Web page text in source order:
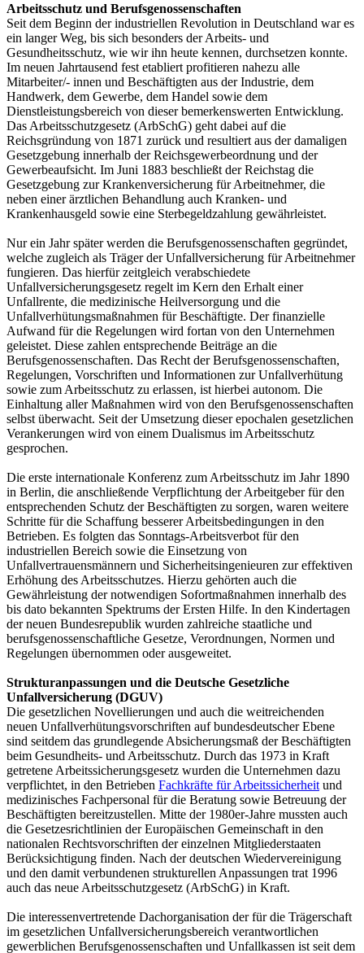
Arbeitsschutz und Berufsgenossenschaften
Seit dem Beginn der industriellen Revolution in Deutschland war es
ein langer Weg, bis sich besonders der Arbeits- und
Gesundheitsschutz, wie wir ihn heute kennen, durchsetzen konnte.
Im neuen Jahrtausend fest etabliert profitieren nahezu alle
Mitarbeiter/- innen und Beschäftigten aus der Industrie, dem
Handwerk, dem Gewerbe, dem Handel sowie dem
Dienstleistungsbereich von dieser bemerkenswerten Entwicklung.
Das Arbeitsschutzgesetz (ArbSchG) geht dabei auf die
Reichsgründung von 1871 zurück und resultiert aus der damaligen
Gesetzgebung innerhalb der Reichsgewerbeordnung und der
Gewerbeaufsicht. Im Juni 1883 beschließt der Reichstag die
Gesetzgebung zur Krankenversicherung für Arbeitnehmer, die
neben einer ärztlichen Behandlung auch Kranken- und
Krankenhausgeld sowie eine Sterbegeldzahlung gewährleistet.
Nur ein Jahr später werden die Berufsgenossenschaften gegründet,
welche zugleich als Träger der Unfallversicherung für Arbeitnehmer
fungieren. Das hierfür zeitgleich verabschiedete
Unfallversicherungsgesetz regelt im Kern den Erhalt einer
Unfallrente, die medizinische Heilversorgung und die
Unfallverhütungsmaßnahmen für Beschäftigte. Der finanzielle
Aufwand für die Regelungen wird fortan von den Unternehmen
geleistet. Diese zahlen entsprechende Beiträge an die
Berufsgenossenschaften. Das Recht der Berufsgenossenschaften,
Regelungen, Vorschriften und Informationen zur Unfallverhütung
sowie zum Arbeitsschutz zu erlassen, ist hierbei autonom. Die
Einhaltung aller Maßnahmen wird von den Berufsgenossenschaften
selbst überwacht. Seit der Umsetzung dieser epochalen gesetzlichen
Verankerungen wird von einem Dualismus im Arbeitsschutz
gesprochen.
Die erste internationale Konferenz zum Arbeitsschutz im Jahr 1890
in Berlin, die anschließende Verpflichtung der Arbeitgeber für den
entsprechenden Schutz der Beschäftigten zu sorgen, waren weitere
Schritte für die Schaffung besserer Arbeitsbedingungen in den
Betrieben. Es folgten das Sonntags-Arbeitsverbot für den
industriellen Bereich sowie die Einsetzung von
Unfallvertrauensmännern und Sicherheitsingenieuren zur effektiven
Erhöhung des Arbeitsschutzes. Hierzu gehörten auch die
Gewährleistung der notwendigen Sofortmaßnahmen innerhalb des
bis dato bekannten Spektrums der Ersten Hilfe. In den Kindertagen
der neuen Bundesrepublik wurden zahlreiche staatliche und
berufsgenossenschaftliche Gesetze, Verordnungen, Normen und
Regelungen übernommen oder ausgeweitet.
Strukturanpassungen und die Deutsche Gesetzliche
Unfallversicherung (DGUV)
Die gesetzlichen Novellierungen und auch die weitreichenden
neuen Unfallverhütungsvorschriften auf bundesdeutscher Ebene
sind seitdem das grundlegende Absicherungsmaß der Beschäftigten
beim Gesundheits- und Arbeitsschutz. Durch das 1973 in Kraft
getretene Arbeitssicherungsgesetz wurden die Unternehmen dazu
verpflichtet, in den Betrieben Fachkräfte für Arbeitssicherheit und
medizinisches Fachpersonal für die Beratung sowie Betreuung der
Beschäftigten bereitzustellen. Mitte der 1980er-Jahre mussten auch
die Gesetzesrichtlinien der Europäischen Gemeinschaft in den
nationalen Rechtsvorschriften der einzelnen Mitgliederstaaten
Berücksichtigung finden. Nach der deutschen Wiedervereinigung
und den damit verbundenen strukturellen Anpassungen trat 1996
auch das neue Arbeitsschutzgesetz (ArbSchG) in Kraft.
Die interessenvertretende Dachorganisation der für die Trägerschaft
im gesetzlichen Unfallversicherungsbereich verantwortlichen
gewerblichen Berufsgenossenschaften und Unfallkassen ist seit dem